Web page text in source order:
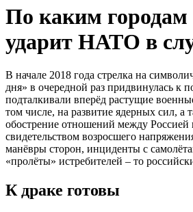
По каким городам
ударит НАТО в
В начале 2018 года стрелка на
дня» в очередной раз придвинулась к
подталкивали вперёд растущие
том числе, на развитие ядерных сил, а
обострение отношений между
свидетельством возросшего
манёвры сторон, инциденты с
«пролёты» истребителей – то
К драке готовы